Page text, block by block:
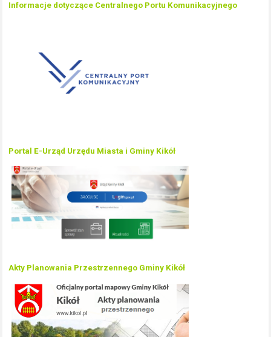
Informacje dotyczące Centralnego Portu Komunikacyjnego
Portal E-Urząd Urzędu Miasta i Gminy Kikół
Akty Planowania Przestrzennego Gminy Kikół